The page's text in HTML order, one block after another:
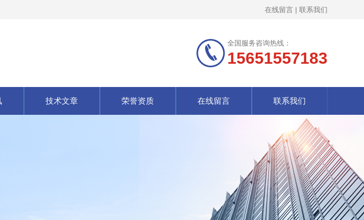
在线留言 | 联系我们
全国服务咨询热线：
15651557183
技术文章 荣誉资质 在线留言 联系我们